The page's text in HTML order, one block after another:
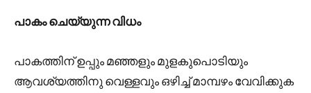
പാകം ചെയ്യുന്ന വിധം
പാകത്തിന് ഉപ്പും മഞ്ഞളും മുളകുപൊടിയും
ആവശ്യത്തിനു വെള്ളവും ഒഴിച്ച് മാമ്പഴം വേവിക്കുക